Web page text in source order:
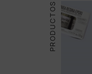
PRODUCTOS